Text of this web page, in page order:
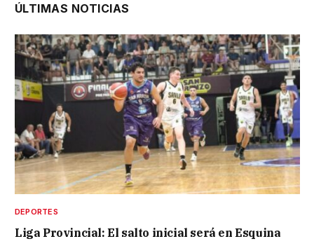
ÚLTIMAS NOTICIAS
DEPORTES
Liga Provincial: El salto inicial será en Esquina